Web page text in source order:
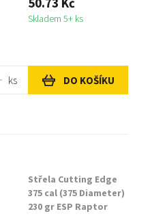
Skladem 5+ ks
ks DO KOŠÍKU
Střela Cutting Edge
375 cal (375 Diameter)
230 gr ESP Raptor